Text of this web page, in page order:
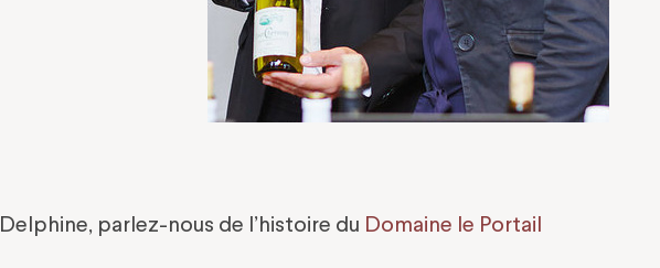
Delphine, parlez-nous de l’histoire du Domaine le Portail